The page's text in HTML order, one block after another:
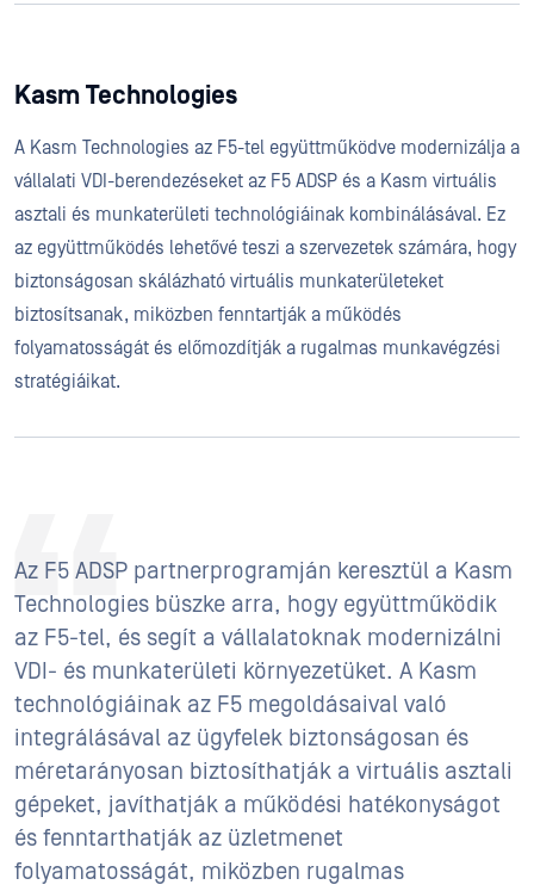
Kasm Technologies
A Kasm Technologies az F5-tel együttműködve modernizálja a
vállalati VDI-berendezéseket az F5 ADSP és a Kasm virtuális
asztali és munkaterületi technológiáinak kombinálásával. Ez
az együttműködés lehetővé teszi a szervezetek számára, hogy
biztonságosan skálázható virtuális munkaterületeket
biztosítsanak, miközben fenntartják a működés
folyamatosságát és előmozdítják a rugalmas munkavégzési
stratégiáikat.
Az F5 ADSP partnerprogramján keresztül a Kasm
Technologies büszke arra, hogy együttműködik
az F5-tel, és segít a vállalatoknak modernizálni
VDI- és munkaterületi környezetüket. A Kasm
technológiáinak az F5 megoldásaival való
integrálásával az ügyfelek biztonságosan és
méretarányosan biztosíthatják a virtuális asztali
gépeket, javíthatják a működési hatékonyságot
és fenntarthatják az üzletmenet
folyamatosságát, miközben rugalmas